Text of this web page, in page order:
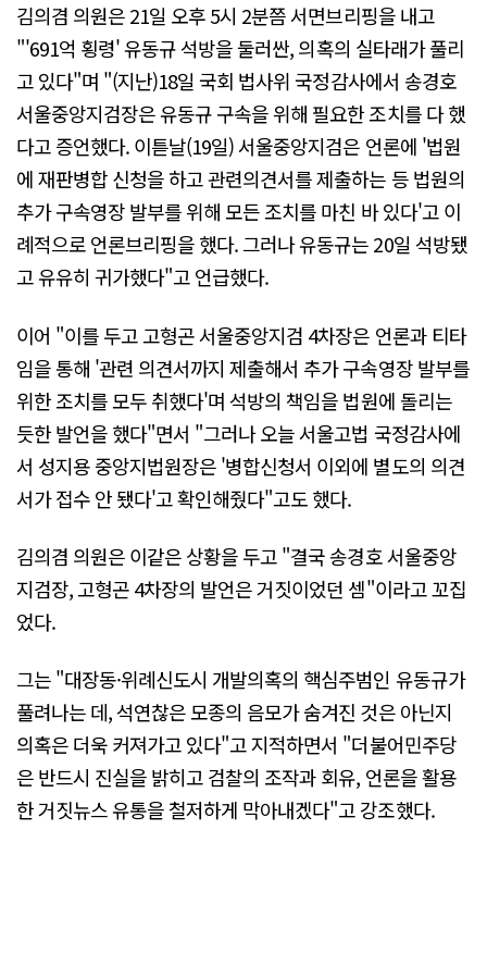
김의겸 의원은 21일 오후 5시 2분쯤 서면브리핑을 내고
"'691억 횡령' 유동규 석방을 둘러싼, 의혹의 실타래가 풀리
고 있다"며 "(지난)18일 국회 법사위 국정감사에서 송경호
서울중앙지검장은 유동규 구속을 위해 필요한 조치를 다 했
다고 증언했다. 이튿날(19일) 서울중앙지검은 언론에 '법원
에 재판병합 신청을 하고 관련의견서를 제출하는 등 법원의
추가 구속영장 발부를 위해 모든 조치를 마친 바 있다'고 이
례적으로 언론브리핑을 했다. 그러나 유동규는 20일 석방됐
고 유유히 귀가했다"고 언급했다.
이어 "이를 두고 고형곤 서울중앙지검 4차장은 언론과 티타
임을 통해 '관련 의견서까지 제출해서 추가 구속영장 발부를
위한 조치를 모두 취했다'며 석방의 책임을 법원에 돌리는
듯한 발언을 했다"면서 "그러나 오늘 서울고법 국정감사에
서 성지용 중앙지법원장은 '병합신청서 이외에 별도의 의견
서가 접수 안 됐다'고 확인해줬다"고도 했다.
김의겸 의원은 이같은 상황을 두고 "결국 송경호 서울중앙
지검장, 고형곤 4차장의 발언은 거짓이었던 셈"이라고 꼬집
었다.
그는 "대장동·위례신도시 개발의혹의 핵심주범인 유동규가
풀려나는 데, 석연찮은 모종의 음모가 숨겨진 것은 아닌지
의혹은 더욱 커져가고 있다"고 지적하면서 "더불어민주당
은 반드시 진실을 밝히고 검찰의 조작과 회유, 언론을 활용
한 거짓뉴스 유통을 철저하게 막아내겠다"고 강조했다.